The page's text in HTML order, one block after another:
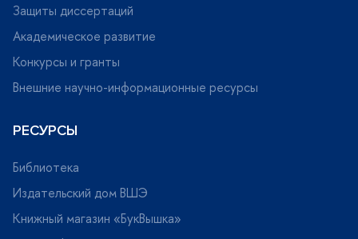
Защиты диссертаций
Академическое развитие
Конкурсы и гранты
нешние научно-информационные ресурсы
РЕСУРСЫ
Библиотека
Издательский дом ВШЭ
Книжный магазин «БукВышка»